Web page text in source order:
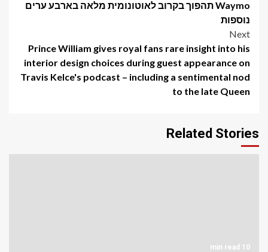
navigation
Waymo תהפוך בקרוב לאוטונומית מלאה בארבע ערים
נוספות
Next
Prince William gives royal fans rare insight into his
interior design choices during guest appearance on
Travis Kelce's podcast – including a sentimental nod
to the late Queen
Related Stories
10 min read